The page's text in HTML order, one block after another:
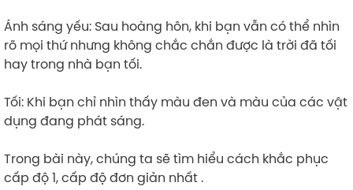
Ánh sáng yếu: Sau hoàng hôn, khi bạn vẫn có thể nhìn
rõ mọi thứ nhưng không chắc chắn được là trời đã tối
hay trong nhà bạn tối.
Tối: Khi bạn chỉ nhìn thấy màu đen và màu của các vật
dụng đang phát sáng.
Trong bài này, chúng ta sẽ tìm hiểu cách khắc phục
cấp độ 1, cấp độ đơn giản nhất .